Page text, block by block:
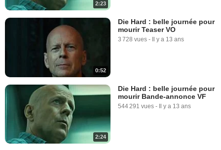
2:23
0:52
Die Hard : belle journée pour
mourir Teaser VO
3 728 vues - Il y a 13 ans
2:24
Die Hard : belle journée pour
mourir Bande-annonce VF
544 291 vues - Il y a 13 ans